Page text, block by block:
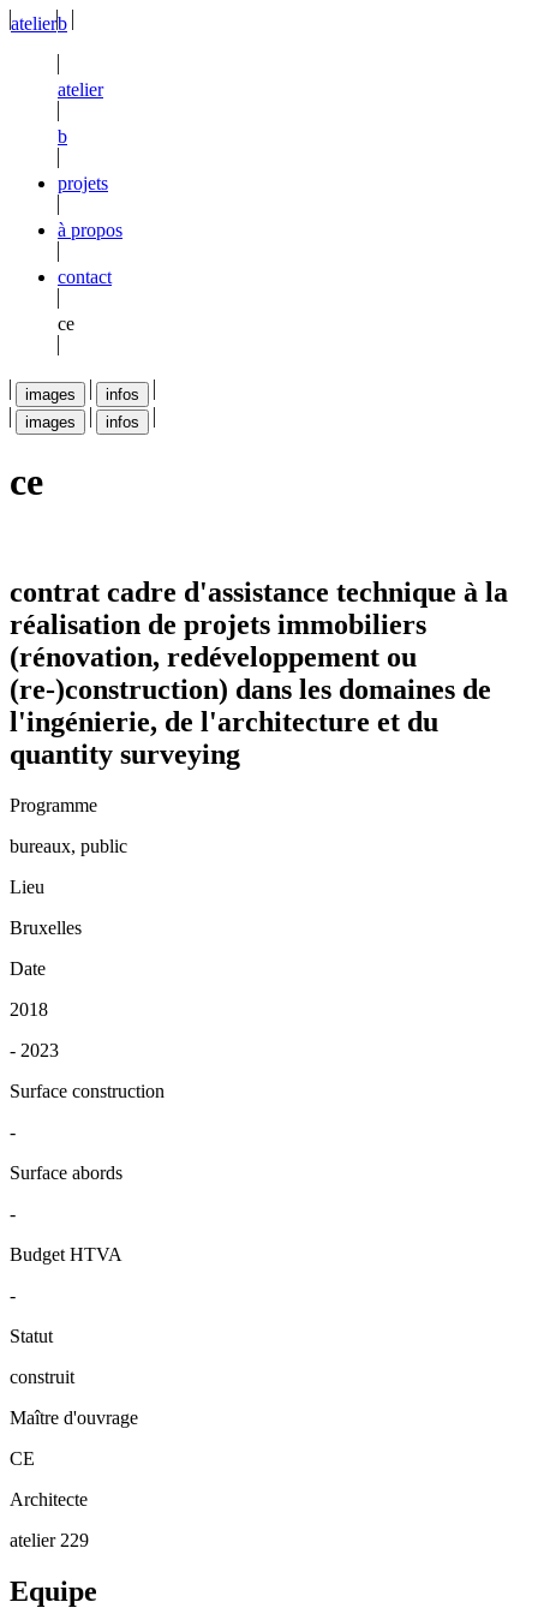
atelierb
atelier
b
projets
à propos
contact
ce
images
infos
images
infos
ce
contrat cadre d'assistance technique à la
réalisation de projets immobiliers
(rénovation, redéveloppement ou
(re-)construction) dans les domaines de
l'ingénierie, de l'architecture et du
quantity surveying
Programme
bureaux, public
Lieu
Bruxelles
Date
2018
- 2023
Surface construction
-
Surface abords
-
Budget HTVA
-
Statut
construit
Maître d'ouvrage
CE
Architecte
atelier 229
Equipe